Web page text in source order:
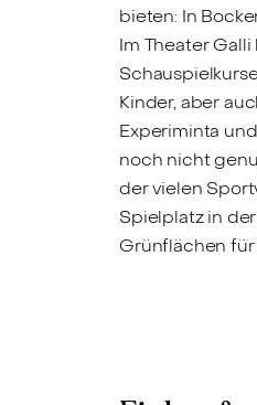
bieten: In
Im Theater
Kinder, aber
Experiminta
noch nicht
der vielen
Spielplatz in
Grünflächen